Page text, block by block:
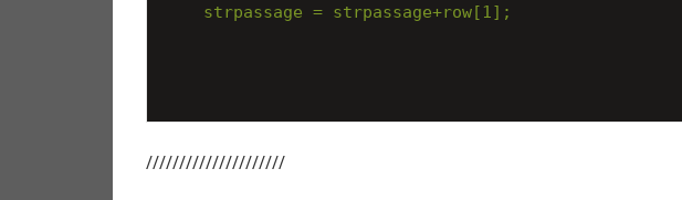
    strpassage = strpassage+row[1];
/////////////////////